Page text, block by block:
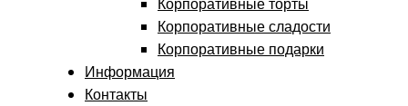
Корпоративные сладости
Корпоративные подарки
Информация
Контакты